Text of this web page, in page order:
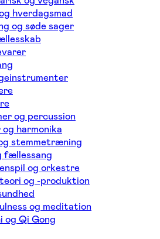
hverdagsmad
og søde sager
og percussion
og harmonika
stemmetræning
fællessang
og orkestre
og -produktion
og meditation
og Qi Gong